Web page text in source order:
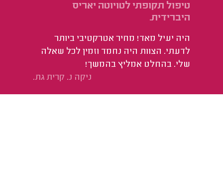
טיפול תקופתי לטויוטה יאריס
היברידית.
היה יעיל מאד! מחיר אטרקטיבי ביותר
לדעתי. הצוות היה נחמד וזמין לכל שאלה
שלי. בהחלט אמליץ בהמשך!
ניקה נ. קרית גת.